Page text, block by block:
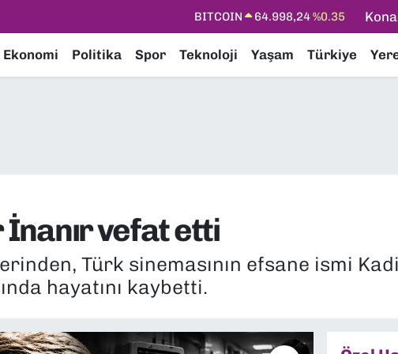
DOLAR 47,7436%0.18
STERLİN
64,4811%0.38
Ekonomi Politika Spor Teknoloji Yaşam Türkiye
İnanır vefat etti
Türk sinemasının efsane ismi
hayatını kaybetti.